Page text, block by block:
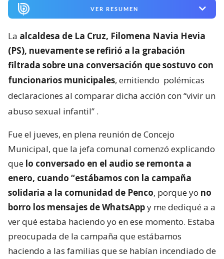
VER RESUMEN
La alcaldesa de La Cruz, Filomena Navia Hevia
(PS), nuevamente se refirió a la grabación
filtrada sobre una conversación que sostuvo con
funcionarios municipales, emitiendo polémicas
declaraciones al comparar dicha acción con “vivir un
abuso sexual infantil” .
Fue el jueves, en plena reunión de Concejo
Municipal, que la jefa comunal comenzó explicando
que lo conversado en el audio se remonta a
enero, cuando “estábamos con la campaña
solidaria a la comunidad de Penco, porque yo no
borro los mensajes de WhatsAppy me dediqué a a
ver qué estaba haciendo yo en ese momento. Estaba
preocupada de la campaña que estábamos
haciendo a las familias que se habían incendiado de